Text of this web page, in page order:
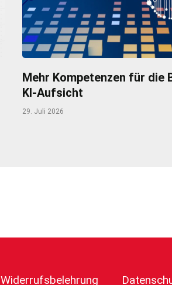
Mehr Kompetenzen für die
KI-Aufsicht
29. Juli 2026
Widerrufsbelehrung